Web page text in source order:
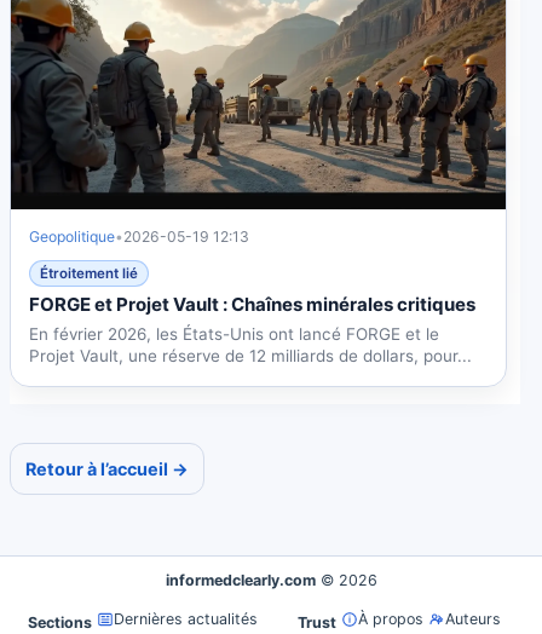
Geopolitique• 2026-05-19 12:13
Étroitement lié
FORGE et Projet Vault : Chaînes minérales critiques
En février 2026, les États-Unis ont lancé FORGE et le
Projet Vault, une réserve de 12 milliards de dollars, pour...
Retour à l’accueil →
informedclearly.com © 2026
Sections
Dernières actualités
Trust À propos
Auteurs